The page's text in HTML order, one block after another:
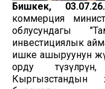
Бишкек,
коммерция
облусундагы
инвестициялык
ишке ашыруунун
орду
Кыргызстандын